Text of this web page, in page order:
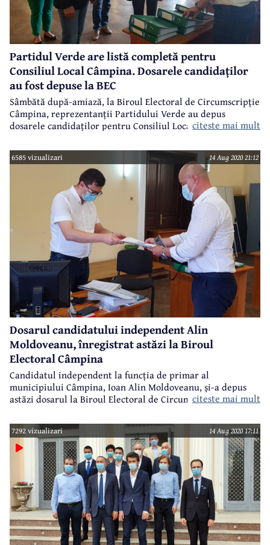
Partidul Verde are listă completă pentru
Consiliul Local Câmpina. Dosarele candidaților
au fost depuse la BEC
Sâmbătă după-amiază, la Biroul Electoral de Circumscripție
Câmpina, reprezentanții Partidului Verde au depus
dosarele candidaților pentru Consiliul Local Câmpina la
prezenți atât președintele organizației județene, Cezar
Grama, cât și președintele organizației locale, Noemi
Ionescu, ambii aflându-se pe lista de candidați pentru
Consiliul Local Câmpina.
citeste mai mult
6585 vizualizari 14 Aug 2020 21:12
Dosarul candidatului independent Alin
Moldoveanu, înregistrat astăzi la Biroul
Electoral Câmpina
Candidatul independent la funcția de primar al
municipiului Câmpina, Ioan Alin Moldoveanu, și-a depus
astăzi dosarul la Biroul Electoral de Circumscripție
Electoral, dar foarte sigur pe el și foarte optimist în
privința rezultatelor alegerilor locale din 27 septembrie.
citeste mai mult
7292 vizualizari 14 Aug 2020 17:11